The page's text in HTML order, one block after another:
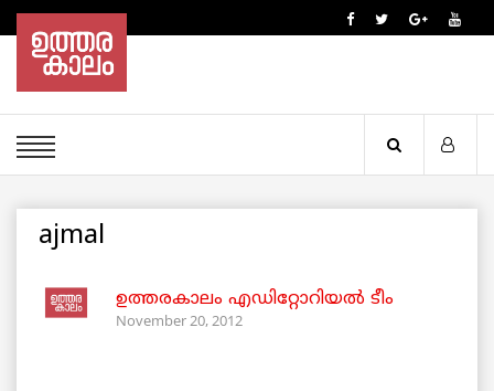
ajmal
ഉത്തരകാലം എഡിറ്റോറിയല്‍ ടീം
November 20, 2012